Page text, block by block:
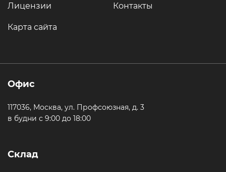
Лицензии
Карта сайта
Контакты
Офис
117036, Москва, ул. Профсоюзная, д. 3
в будни с 9:00 до 18:00
Склад